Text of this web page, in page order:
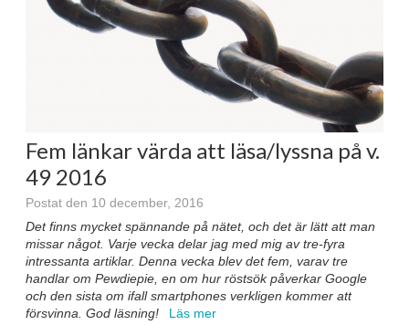
Fem länkar värda att läsa/lyssna på v.
49 2016
Postat den 10 december, 2016
Det finns mycket spännande på nätet, och det är lätt att man
missar något. Varje vecka delar jag med mig av tre-fyra
intressanta artiklar. Denna vecka blev det fem, varav tre
handlar om Pewdiepie, en om hur röstsök påverkar Google
och den sista om ifall smartphones verkligen kommer att
försvinna. God läsning!
Läs mer